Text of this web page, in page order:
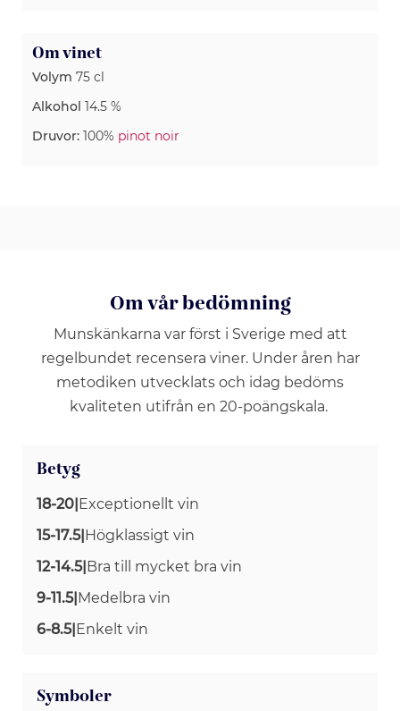
Om vinet
Volym 75 cl
Alkohol 14.5 %
Druvor: 100% pinot noir
Om vår bedömning
Munskänkarna var först i Sverige med att
regelbundet recensera viner. Under åren har
metodiken utvecklats och idag bedöms
kvaliteten utifrån en 20-poängskala.
Betyg
18-20 Exceptionellt vin
15-17.5| Högklassigt vin
12-14.5| Bra till mycket bra vin
9-11.5| Medelbra vin
6-8.5| Enkelt vin
Symboler